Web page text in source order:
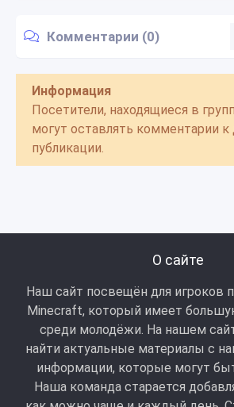
Комментарии (0)
Информация
Посетители, находящиеся в
могут оставлять комментарии к
публикации.
О сайте
Наш сайт посвещён для игроков
Minecraft, который имеет
среди молодёжи. На нашем
найти актуальные материалы с
информации, которые могут
Наша команда старается